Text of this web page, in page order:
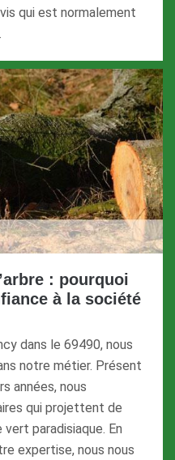
qui est normalement
: pourquoi
à la société
dans le 69490, nous
notre métier. Présent
années, nous
qui projettent de
paradisiaque. En
expertise, nous nous